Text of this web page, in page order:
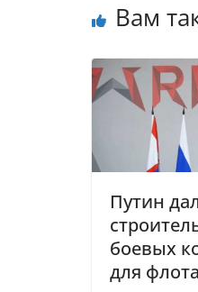
e
b
o
o
k
e
n
g
er
Вам
Путин
боевых
для флота